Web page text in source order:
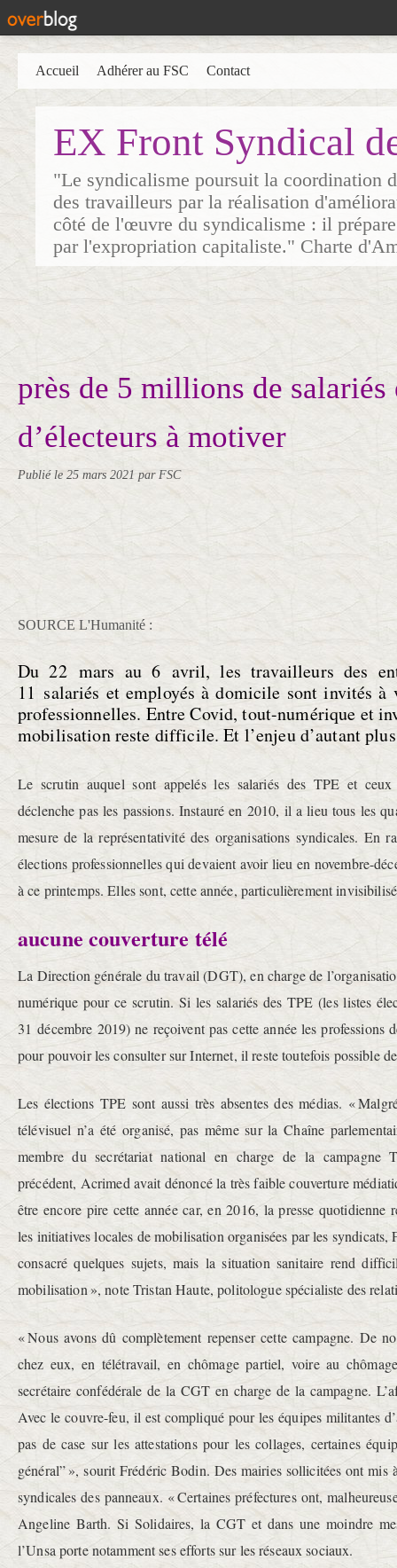
EX Front Syndical
"Le syndicalisme poursuit la coordination
des travailleurs par la réalisation
côté de l'œuvre du syndicalisme : il
par l'expropriation capitaliste." Charte
Accueil Adhérer au FSC Contact
près de 5 millions de salariés
d’électeurs à motiver
Publié le 25 mars 2021 par FSC
SOURCE L'Humanité :
Du 22 mars au 6 avril, les travailleurs des
11 salariés et employés à domicile sont invités à
professionnelles. Entre Covid, tout-numérique et
mobilisation reste difficile. Et l’enjeu d’autant
Le scrutin auquel sont appelés les salariés des TPE et
déclenche pas les passions. Instauré en 2010, il a lieu tous les
mesure de la représentativité des organisations syndicales. En
élections professionnelles qui devaient avoir lieu en novembre-
à ce printemps. Elles sont, cette année, particulièrement
aucune couverture télé
La Direction générale du travail (DGT), en charge de
numérique pour ce scrutin. Si les salariés des TPE (les listes
31 décembre 2019) ne reçoivent pas cette année les professions
pour pouvoir les consulter sur Internet, il reste toutefois possible
Les élections TPE sont aussi très absentes des médias. «
télévisuel n’a été organisé, pas même sur la Chaîne
membre du secrétariat national en charge de la campagne
précédent, Acrimed avait dénoncé la très faible couverture
être encore pire cette année car, en 2016, la presse quotidienne
les initiatives locales de mobilisation organisées par les syndicats,
consacré quelques sujets, mais la situation sanitaire rend
mobilisation », note Tristan Haute, politologue spécialiste des
« Nous avons dû complètement repenser cette campagne. De
chez eux, en télétravail, en chômage partiel, voire au
secrétaire confédérale de la CGT en charge de la campagne.
Avec le couvre-feu, il est compliqué pour les équipes militantes
pas de case sur les attestations pour les collages, certaines
général” », sourit Frédéric Bodin. Des mairies sollicitées ont mis
syndicales des panneaux. « Certaines préfectures ont,
Angeline Barth. Si Solidaires, la CGT et dans une moindre
l’Unsa porte notamment ses efforts sur les réseaux sociaux.